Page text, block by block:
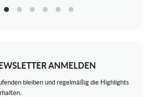
ANMELDEN
bleiben und regelmäßig die Highlights